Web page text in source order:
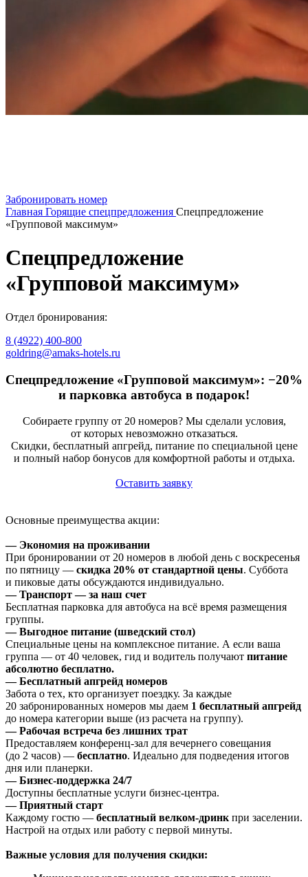
Забронировать номер
Главная Горящие спецпредложения Спецпредложение
«Групповой максимум»
Спецпредложение
«Групповой максимум»
Отдел бронирования:
8 (4922) 400-800
goldring@amaks-hotels.ru
Спецпредложение «Групповой максимум»: −20%
и парковка автобуса в подарок!
Собираете группу от 20 номеров? Мы сделали условия,
от которых невозможно отказаться.
Скидки, бесплатный апгрейд, питание по специальной цене
и полный набор бонусов для комфортной работы и отдыха.
Оставить заявку
Основные преимущества акции:
— Экономия на проживании
При бронировании от 20 номеров в любой день с воскресенья
по пятницу — скидка 20% от стандартной цены. Суббота
и пиковые даты обсуждаются индивидуально.
— Транспорт — за наш счет
Бесплатная парковка для автобуса на всё время размещения
группы.
— Выгодное питание (шведский стол)
Специальные цены на комплексное питание. А если ваша
группа — от 40 человек, гид и водитель получают питание
абсолютно бесплатно.
— Бесплатный апгрейд номеров
Забота о тех, кто организует поездку. За каждые
20 забронированных номеров мы даем 1 бесплатный апгрейд
до номера категории выше (из расчета на группу).
— Рабочая встреча без лишних трат
Предоставляем конференц-зал для вечернего совещания
(до 2 часов) — бесплатно. Идеально для подведения итогов
дня или планерки.
— Бизнес-поддержка 24/7
Доступны бесплатные услуги бизнес-центра.
— Приятный старт
Каждому гостю — бесплатный велком-дринк при заселении.
Настрой на отдых или работу с первой минуты.
Важные условия для получения скидки: